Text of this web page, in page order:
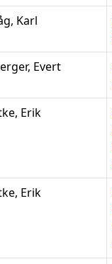
Karl
Evert
Erik
Erik